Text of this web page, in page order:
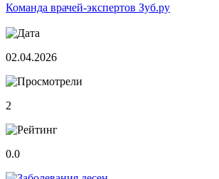
Команда врачей-экспертов Зуб.ру
02.04.2026
2
0.0